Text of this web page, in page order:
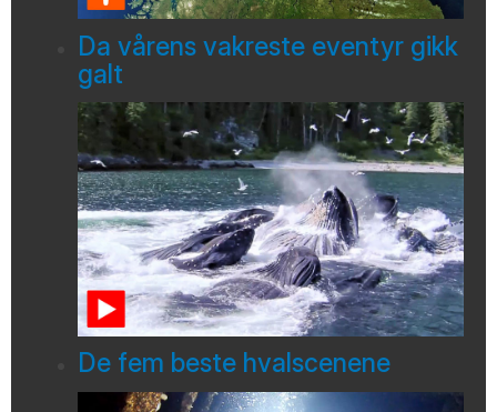
Da vårens vakreste eventyr gikk
galt
De fem beste hvalscenene